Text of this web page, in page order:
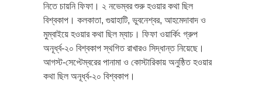
নিতে চায়নি ফিফা। ২ নভেম্বর শুরু হওয়ার কথা ছিল
বিশ্বকাপ। কলকাতা, গুয়াহাটি, ভুবনেশ্বর, আহমেদাবাদ ও
মুম্বাইয়ে হওয়ার কথা ছিল ম্যাচ। ফিফা ওয়ার্কিং গ্রুপ
অনূর্ধ্ব-২০ বিশ্বকাপ স্থগিত রাখারও সিদ্ধান্ত নিয়েছে।
আগস্ট-সেপ্টেম্বরের পানামা ও কোস্টারিকায় অনুষ্ঠিত হওয়ার
কথা ছিল অনূর্ধ্ব-২০ বিশ্বকাপ।